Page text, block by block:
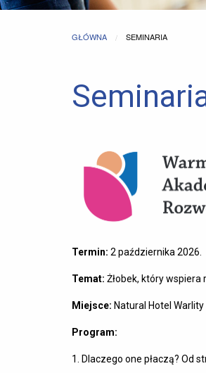
GŁÓWNA CURRENT:
SEMINARIA
Termin: 2 października 2026.
Temat: Żłobek, który wspiera
Miejsce: Natural Hotel
Program:
1. Dlaczego one płaczą? Od